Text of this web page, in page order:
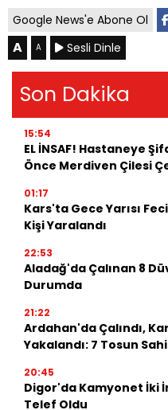
Google News'e Abone Ol
A A Sesli Dinle
Son Dakika
15:54
EL İNSAF! Hastaneye
Önce Merdiven Çilesi
01:17
Kars'ta Gece Yarısı
Kişi Yaralandı
22:53
Aladağ'da Çalınan 8
Durumda
21:22
Ardahan'da Çalındı,
Yakalandı: 7 Tosun
20:45
Digor'da Kamyonet İki
Telef Oldu